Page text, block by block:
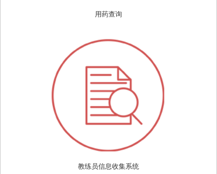
用药查询
教练员信息收集系统